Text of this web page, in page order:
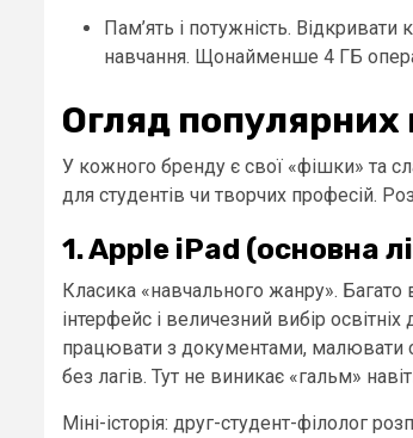
Пам’ять і потужність. Відкривати
навчання. Щонайменше 4 ГБ
Огляд популярних
У кожного бренду є свої «фішки» та
для студентів чи творчих професій.
1. Apple iPad (основна
Класика «навчального жанру». Багато
інтерфейс і величезний вибір
працювати з документами, малювати
без лагів. Тут не виникає «гальм»
Міні-історія: друг-студент-філолог